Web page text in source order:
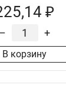
₽
– +
В корзину